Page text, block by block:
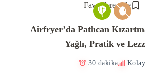
Favorilere ekle
Airfryer’da Patlıcan
Yağlı, Pratik ve
30 dakika Kolay